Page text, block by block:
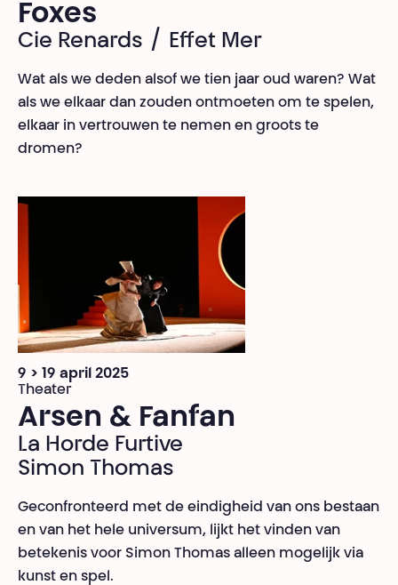
Foxes
Cie Renards / Effet Mer
Wat als we deden alsof we tien jaar oud waren? Wat
als we elkaar dan zouden ontmoeten om te spelen,
elkaar in vertrouwen te nemen en groots te
dromen?
9 > 19 april 2025
Theater
Arsen & Fanfan
La Horde Furtive
Simon Thomas
Geconfronteerd met de eindigheid van ons bestaan
en van het hele universum, lijkt het vinden van
betekenis voor Simon Thomas alleen mogelijk via
kunst en spel.